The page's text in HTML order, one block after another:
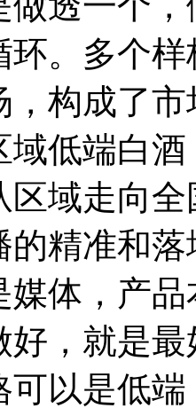
环。多个
，构成了
端白酒，
区域走向
精准和落
，产品
好，就是
可以是低